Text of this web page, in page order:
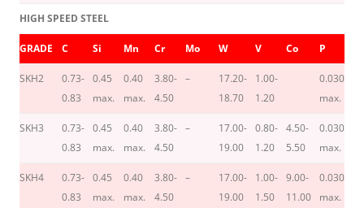
HIGH SPEED STEEL
GRADE C Si Mn Cr Mo W V Co P
SKH2
0.73-
0.83
0.45
max.
0.40
max.
3.80-
4.50
–
17.20-
18.70
1.00-
1.20
0.030
max.
SKH3
0.73-
0.83
0.45
max.
0.40
max.
3.80-
4.50
–
17.00-
19.00
0.80-
1.20
4.50-
5.50
0.030
max.
SKH4
0.73-
0.83
0.45
max.
0.40
max.
3.80-
4.50
–
17.00-
19.00
1.00-
1.50
9.00-
11.00
0.030
max.